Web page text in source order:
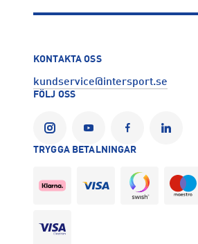
KONTAKTA OSS
kundservice@intersport.se
FÖLJ OSS
TRYGGA BETALNINGAR